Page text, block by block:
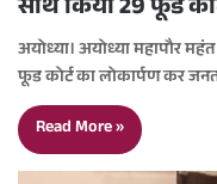
साथ किया 29 फूड
अयोध्या। अयोध्या महापौर
फूड कोर्ट का लोकार्पण कर
Read More »